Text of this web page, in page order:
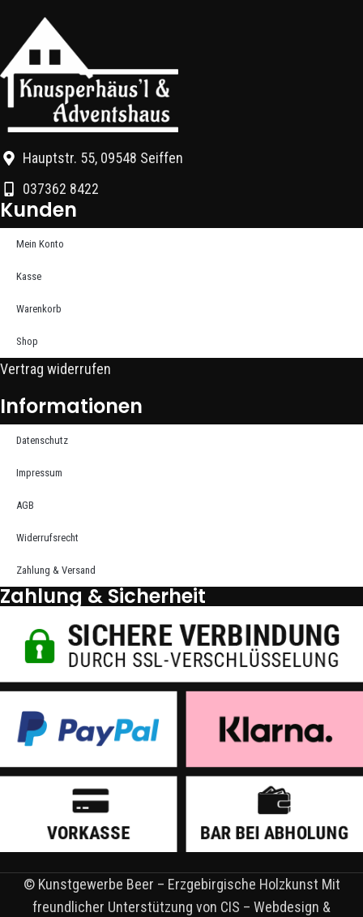
Hauptstr. 55, 09548 Seiffen
037362 8422
Kunden
Mein Konto
Kasse
Warenkorb
Shop
Vertrag widerrufen
Informationen
Datenschutz
Impressum
AGB
Widerrufsrecht
Zahlung & Versand
Zahlung & Sicherheit
© Kunstgewerbe Beer – Erzgebirgische Holzkunst Mit
freundlicher Unterstützung von CIS – Webdesign &